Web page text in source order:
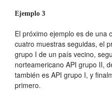
Ejemplo 3
El próximo ejemplo es de una
cuatro muestras seguidas, el
grupo I de un país vecino,
norteamericano API grupo II,
también es API grupo I, y
primero.